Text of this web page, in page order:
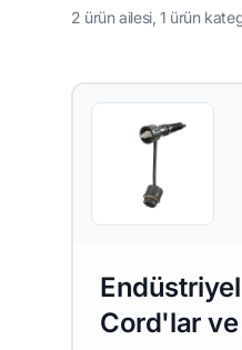
2 ürün ailesi, 1 ürün
Cord'lar